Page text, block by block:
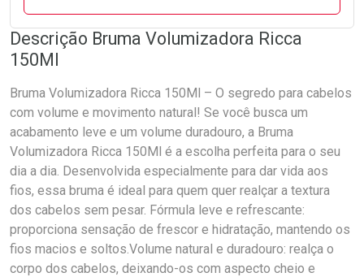
Descrição Bruma Volumizadora Ricca
150Ml
Bruma Volumizadora Ricca 150Ml – O segredo para cabelos
com volume e movimento natural! Se você busca um
acabamento leve e um volume duradouro, a Bruma
Volumizadora Ricca 150Ml é a escolha perfeita para o seu
dia a dia. Desenvolvida especialmente para dar vida aos
fios, essa bruma é ideal para quem quer realçar a textura
dos cabelos sem pesar. Fórmula leve e refrescante:
proporciona sensação de frescor e hidratação, mantendo os
fios macios e soltos.Volume natural e duradouro: realça o
corpo dos cabelos, deixando-os com aspecto cheio e